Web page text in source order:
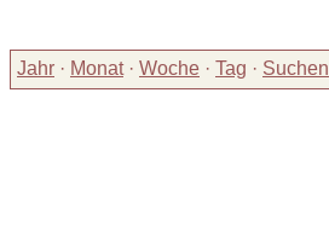
Jahr · Monat· Woche · Tag · Suchen